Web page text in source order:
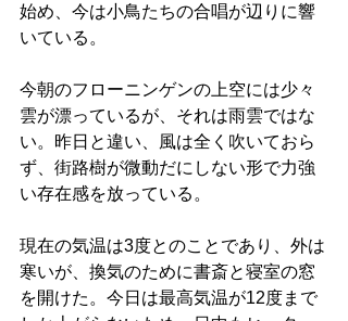
始め、今は小鳥たちの合唱が辺りに響
いている。
今朝のフローニンゲンの上空には少々
雲が漂っているが、それは雨雲ではな
い。昨日と違い、風は全く吹いておら
ず、街路樹が微動だにしない形で力強
い存在感を放っている。
現在の気温は3度とのことであり、外は
寒いが、換気のために書斎と寝室の窓
を開けた。今日は最高気温が12度まで